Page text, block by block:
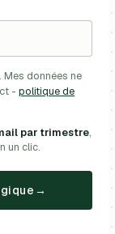
données ne
- politique de
par trimestre,
un clic.